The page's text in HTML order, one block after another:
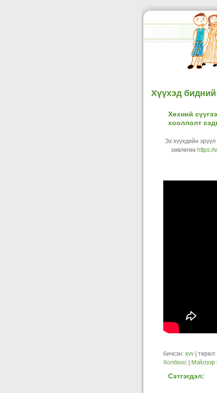
Хүүхэд
Хөхний
хооллолт
Эх хүүхдийн
зөвлөгөө https://
бичсэн: xvv | төрөл:
Холбоос
Мэйлээр
Сэтгэгдэл: